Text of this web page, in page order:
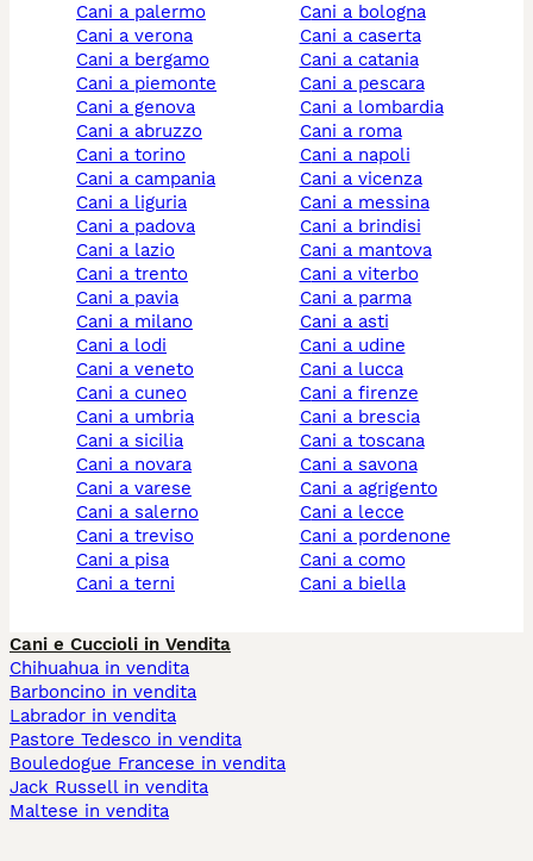
cani a palermo
cani a verona
cani a bergamo
cani a piemonte
cani a genova
cani a abruzzo
cani a torino
cani a campania
cani a liguria
cani a padova
cani a lazio
cani a trento
cani a pavia
cani a milano
cani a lodi
cani a veneto
cani a cuneo
cani a umbria
cani a sicilia
cani a novara
cani a varese
cani a salerno
cani a treviso
cani a pisa
cani a terni
cani a bologna
cani a caserta
cani a catania
cani a pescara
cani a lombardia
cani a roma
cani a napoli
cani a vicenza
cani a messina
cani a brindisi
cani a mantova
cani a viterbo
cani a parma
cani a asti
cani a udine
cani a lucca
cani a firenze
cani a brescia
cani a toscana
cani a savona
cani a agrigento
cani a lecce
cani a pordenone
cani a como
cani a biella
Cani e Cuccioli in Vendita
Chihuahua in vendita
Barboncino in vendita
Labrador in vendita
Pastore Tedesco in vendita
Bouledogue Francese in vendita
Jack Russell in vendita
Maltese in vendita